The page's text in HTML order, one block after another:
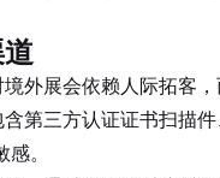
展会依赖人际拓客，
第三方认证证书扫描
。